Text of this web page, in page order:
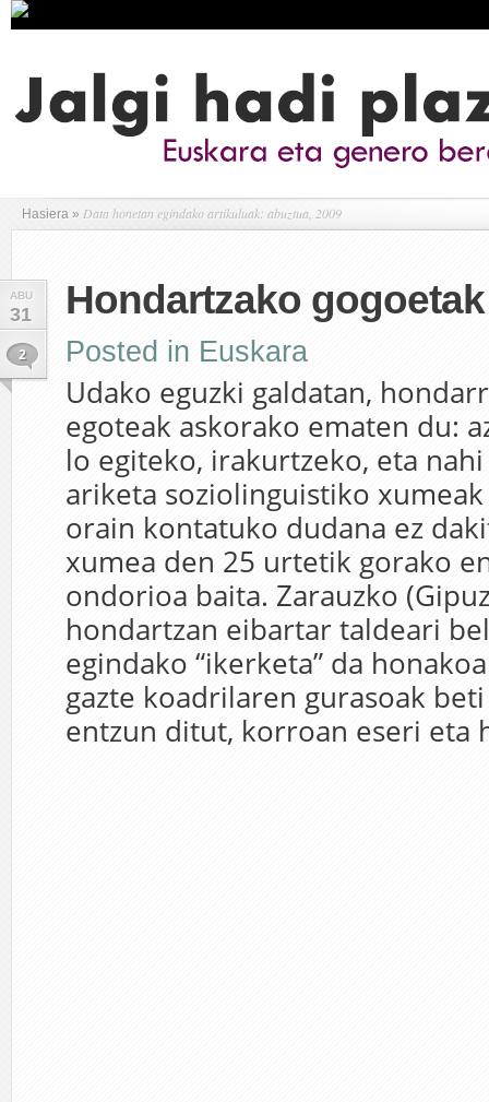
Hasiera » Data honetan egindako artikuluak: abuztua, 2009
ABU
31
2
Hondartzako gogoetak
Posted in Euskara
Udako eguzki galdatan,
egoteak askorako ematen du:
lo egiteko, irakurtzeko, eta
ariketa soziolinguistiko
orain kontatuko dudana ez
xumea den 25 urtetik gorako
ondorioa baita. Zarauzko
hondartzan eibartar taldeari
egindako “ikerketa” da
gazte koadrilaren gurasoak
entzun ditut, korroan eseri eta